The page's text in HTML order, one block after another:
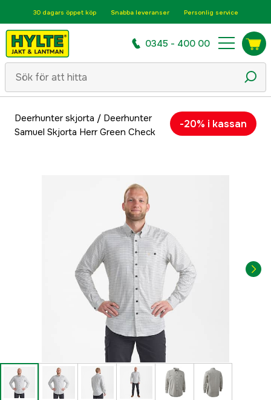
30 dagars öppet köp Snabba leveranser Personlig service
0345 - 400 00
Deerhunter skjorta / Deerhunter
Samuel Skjorta Herr Green Check
-20% i kassan